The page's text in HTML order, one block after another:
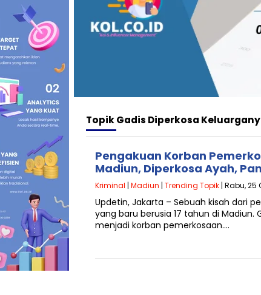
TopikGadis Diperkosa
Pengakuan Korban
Madiun, Diperkosa Ayah,
Kriminal | Madiun | Trending Topik | Rabu, 25
Updetin, Jakarta – Sebuah kisah dari
yang baru berusia 17 tahun di
menjadi korban pemerkosaan….